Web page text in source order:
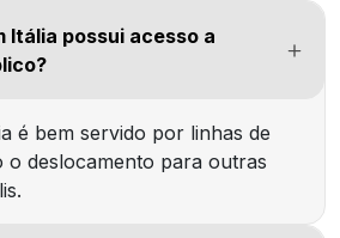
Itália possui acesso a
é bem servido por linhas de
o deslocamento para outras